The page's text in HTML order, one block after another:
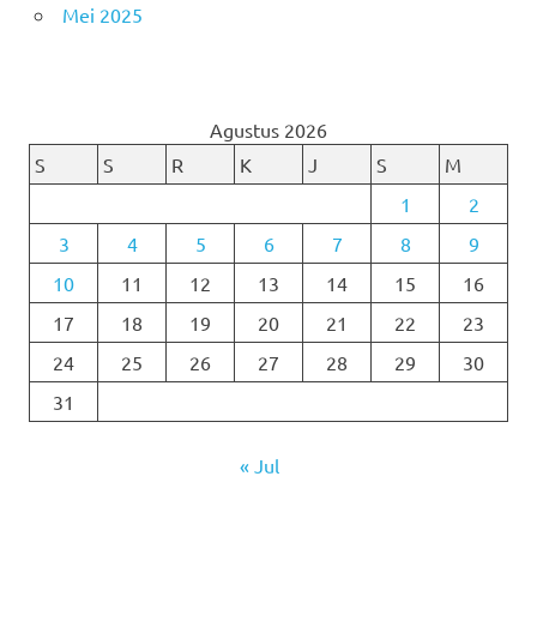
Mei 2025
Agustus 2026
S
S R K J S
M
1
2
3
4 5 6 7 8
9
10
11 12 13 14 15
16
17
18 19 20 21 22
23
24
25 26 27 28 29
30
31
« Jul